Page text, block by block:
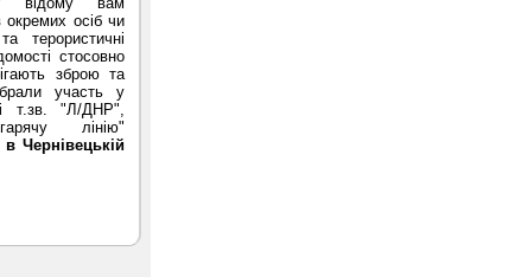
осіб чи
терористичні
стосовно
зброю та
участь у
т.зв. "Л/ДНР",
лінію"
Чернівецькій